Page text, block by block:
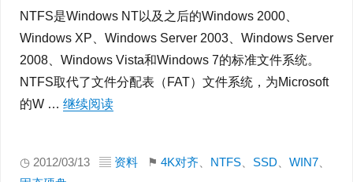
NTFS是Windows NT以及之后的Windows 2000、
Windows XP、Windows Server 2003、Windows Server
2008、Windows Vista和Windows 7的标准文件系统。
NTFS取代了文件分配表（FAT）文件系统，为Microsoft
的W … 继续阅读
◷ 2012/03/13 ▤ 资料 ⚑ 4K对齐、 NTFS、 SSD、 WIN7、